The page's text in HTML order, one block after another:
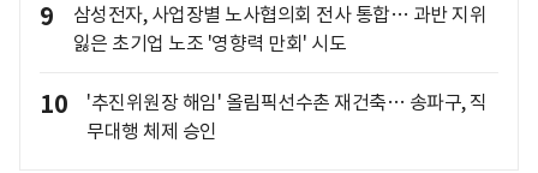
9
삼성전자, 사업장별 노사협의회 전사 통합… 과반 지위
잃은 초기업 노조 '영향력 만회' 시도
10
'추진위원장 해임' 올림픽선수촌 재건축… 송파구, 직
무대행 체제 승인